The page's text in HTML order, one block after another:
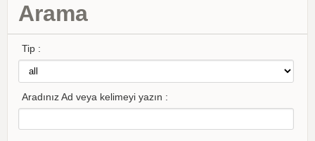
Arama
Tip :
Aradınız Ad veya kelimeyi yazın :